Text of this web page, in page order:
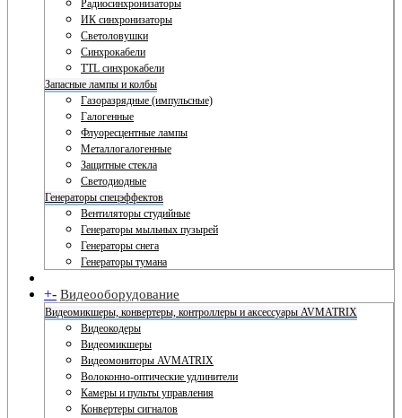
Радиосинхронизаторы
ИК синхронизаторы
Светоловушки
Синхрокабели
TTL синхрокабели
Запасные лампы и колбы
Газоразрядные (импульсные)
Галогенные
Флуоресцентные лампы
Металлогалогенные
Защитные стекла
Светодиодные
Генераторы спецэффектов
Вентиляторы студийные
Генераторы мыльных пузырей
Генераторы снега
Генераторы тумана
+- Видеооборудование
Видеомикшеры, конвертеры, контроллеры и аксессуары AVMATRIX
Видеокодеры
Видеомикшеры
Видеомониторы AVMATRIX
Волоконно-оптические удлинители
Камеры и пульты управления
Конвертеры сигналов